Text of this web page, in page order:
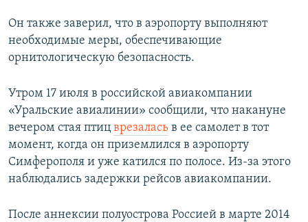
Он также заверил, что в аэропорту выполняют
необходимые меры, обеспечивающие
орнитологическую безопасность.
Утром 17 июля в российской авиакомпании
«Уральские авиалинии» сообщили, что накануне
вечером стая птиц врезалась в ее самолет в тот
момент, когда он приземлился в аэропорту
Симферополя и уже катился по полосе. Из-за этого
наблюдались задержки рейсов авиакомпании.
После аннексии полуострова Россией в марте 2014